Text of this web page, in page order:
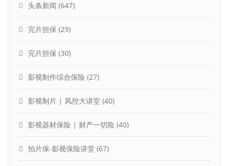
头条新闻 (647)
完片担保 (29)
完片担保 (30)
影视制作综合保险 (27)
影视制片 | 风控大讲堂 (40)
影视器材保险 | 财产一切险 (40)
拍片保-影视保险讲堂 (67)